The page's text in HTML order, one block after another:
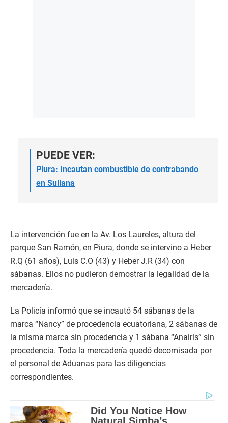
PUEDE VER:
Piura: Incautan combustible de contrabando
en Sullana
La intervención fue en la Av. Los Laureles, altura del
parque San Ramón, en Piura, donde se intervino a Heber
R.Q (61 años), Luis C.O (43) y Heber J.R (34) con
sábanas. Ellos no pudieron demostrar la legalidad de la
mercadería.
La Policía informó que se incautó 54 sábanas de la
marca “Nancy” de procedencia ecuatoriana, 2 sábanas de
la misma marca sin procedencia y 1 sábana “Anairis” sin
procedencia. Toda la mercadería quedó decomisada por
el personal de Aduanas para las diligencias
correspondientes.